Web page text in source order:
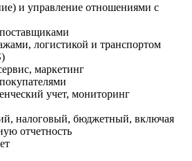
и управление отношениями с
логистикой и транспортом
маркетинг
учет, мониторинг
налоговый, бюджетный, включая
отчетность